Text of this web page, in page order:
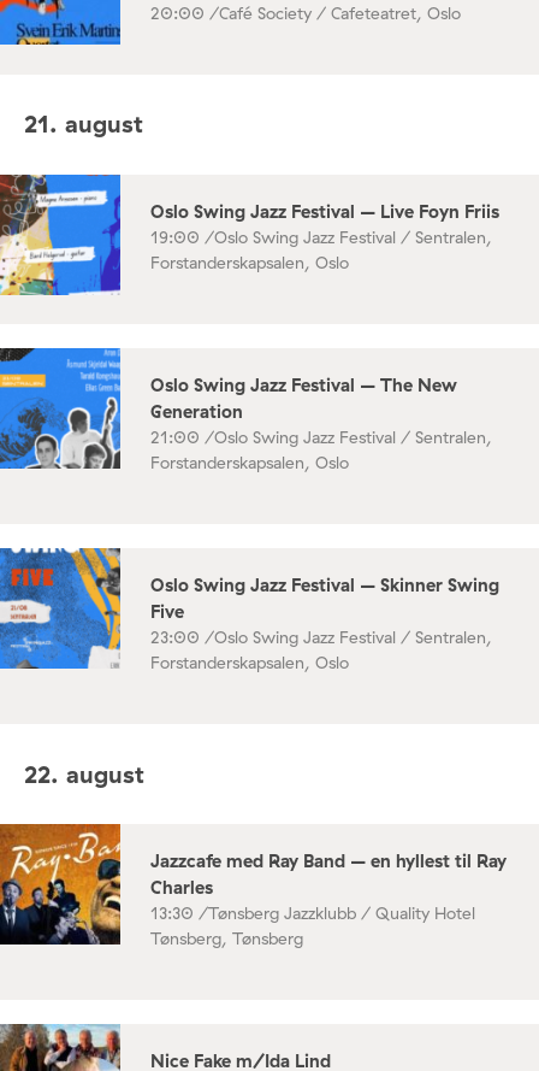
20:00 /Café Society / Cafeteatret, Oslo
21. august
Oslo Swing Jazz Festival – Live Foyn Friis
19:00 /Oslo Swing Jazz Festival / Sentralen,
Forstanderskapsalen, Oslo
Oslo Swing Jazz Festival – The New
Generation
21:00 /Oslo Swing Jazz Festival / Sentralen,
Forstanderskapsalen, Oslo
Oslo Swing Jazz Festival – Skinner Swing
Five
23:00 /Oslo Swing Jazz Festival / Sentralen,
Forstanderskapsalen, Oslo
22. august
Jazzcafe med Ray Band – en hyllest til Ray
Charles
13:30 /Tønsberg Jazzklubb / Quality Hotel
Tønsberg, Tønsberg
Nice Fake m/Ida Lind